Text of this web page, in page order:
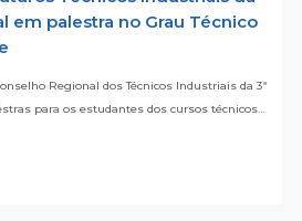
em palestra no Grau Técnico
Regional dos Técnicos Industriais da 3ª
para os estudantes dos cursos técnicos…